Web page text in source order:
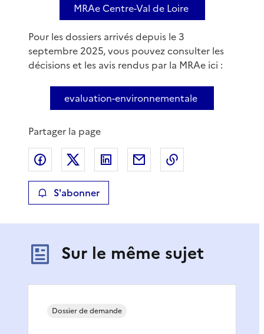
MRAe Centre-Val de Loire
Pour les dossiers arrivés depuis le 3
septembre 2025, vous pouvez consulter les
décisions et les avis rendus par la MRAe ici :
evaluation-environnementale
Partager la page
Partager sur Facebook
Partager sur XPartager sur LinkedIn
Partager par email
S'abonner
Sur le même sujet
Dossier de demande